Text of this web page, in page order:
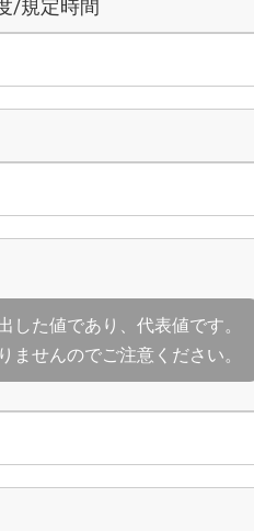
/規定時間
した値であり、代表値です。
ませんのでご注意ください。